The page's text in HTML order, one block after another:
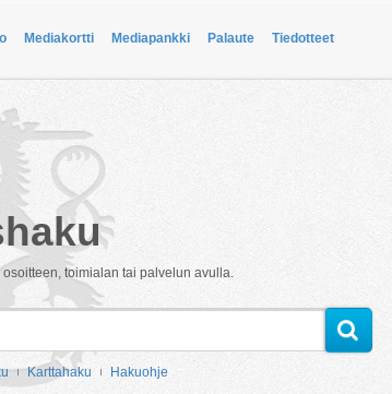
Mediakortti Mediapankki Palaute Tiedotteet
haku
toimialan tai palvelun avulla.
Karttahaku Hakuohje